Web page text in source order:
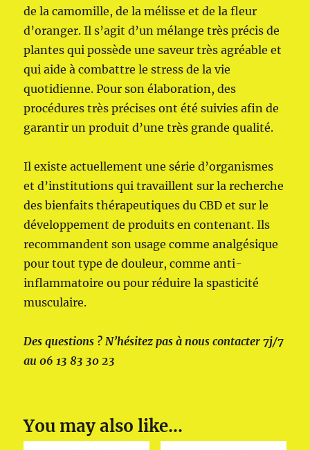
de la camomille, de la mélisse et de la fleur
d’oranger. Il s’agit d’un mélange très précis de
plantes qui possède une saveur très agréable et
qui aide à combattre le stress de la vie
quotidienne. Pour son élaboration, des
procédures très précises ont été suivies afin de
garantir un produit d’une très grande qualité.
Il existe actuellement une série d’organismes
et d’institutions qui travaillent sur la recherche
des bienfaits thérapeutiques du CBD et sur le
développement de produits en contenant. Ils
recommandent son usage comme analgésique
pour tout type de douleur, comme anti-
inflammatoire ou pour réduire la spasticité
musculaire.
Des questions ? N’hésitez pas à nous contacter 7j/7
au 06 13 83 30 23
You may also like…